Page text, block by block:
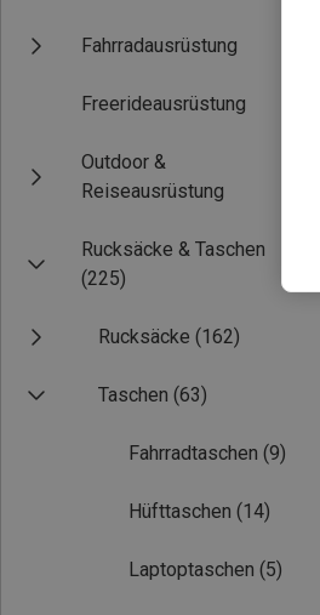
Fahrradausrüstung
Freerideausrüstung
Outdoor &
Reiseausrüstung
Rucksäcke & Taschen
(225)
Rucksäcke (162)
Taschen (63)
Fahrradtaschen (9)
Hüfttaschen (14)
Laptoptaschen (5)